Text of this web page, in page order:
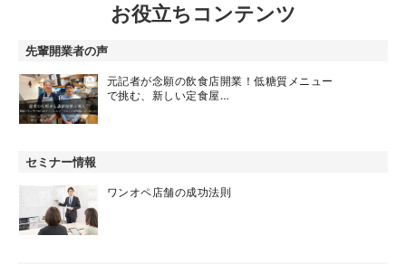
お役立ちコンテンツ
先輩開業者の声
元記者が念願の飲食店開業！低糖質メニュー
で挑む、新しい定食屋…
セミナー情報
ワンオペ店舗の成功法則